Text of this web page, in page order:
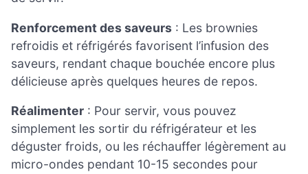
Renforcement des saveurs : Les brownies
refroidis et réfrigérés favorisent l’infusion des
saveurs, rendant chaque bouchée encore plus
délicieuse après quelques heures de repos.
Réalimenter : Pour servir, vous pouvez
simplement les sortir du réfrigérateur et les
déguster froids, ou les réchauffer légèrement au
micro-ondes pendant 10-15 secondes pour